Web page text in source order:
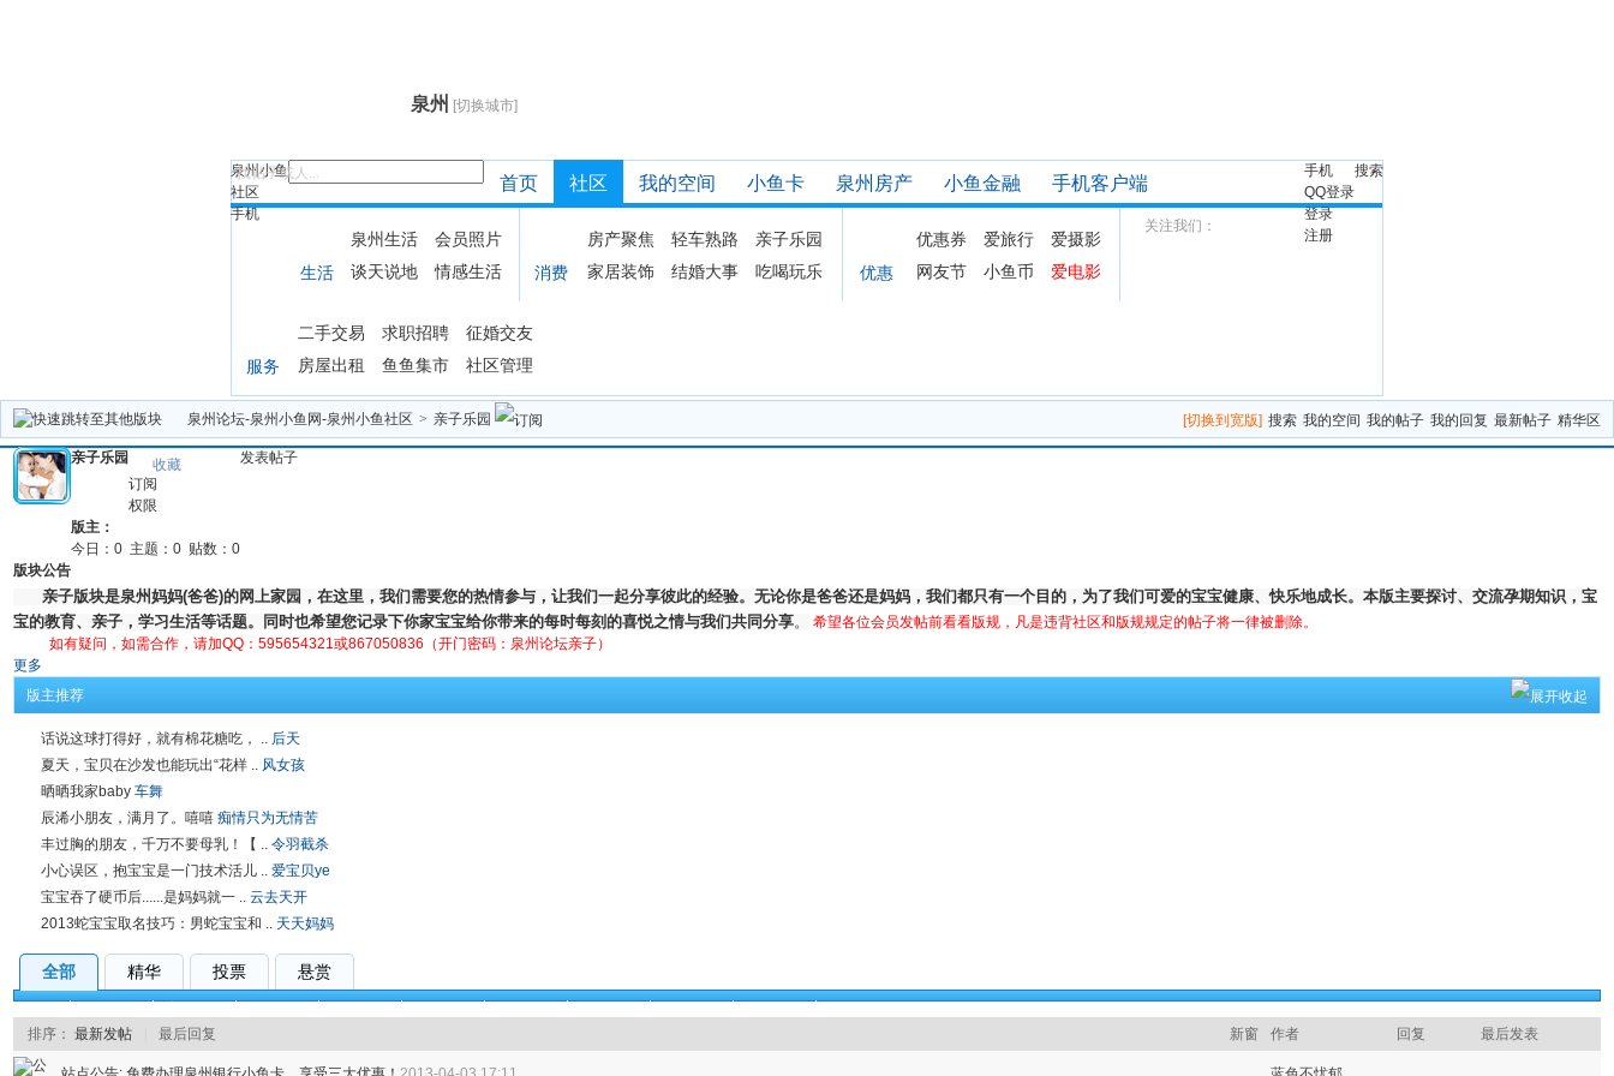
泉州 [切换城市]
泉州小鱼
社区
手机
搜索
找帖子或人...
手机
QQ登录
登录
注册
首页 社区 我的空间 小鱼卡 泉州房产 小鱼金融 手机客户端
关注我们：
生活
泉州生活
会员照片
谈天说地
情感生活 消费
房产聚焦 轻车熟路
亲子乐园
家居装饰
结婚大事 吃喝玩乐 优惠
优惠券 爱旅行
爱摄影
网友节
小鱼币 爱电影
服务
二手交易 求职招聘
征婚交友
房屋出租
鱼鱼集市 社区管理
[切换到宽版] 搜索 我的空间 我的帖子 我的回复 最新帖子 精华区
泉州论坛-泉州小鱼网-泉州小鱼社区 > 亲子乐园
亲子乐园
收藏
订阅
权限
版主：
今日： 0 主题： 0 贴数： 0
发表帖子
版块公告
亲子版块是泉州妈妈(爸爸)的网上家园，在这里，我们需要您的热情参与，让我们一起分享彼此的经验。无论你是爸爸还是妈妈，我们都只有一个目的，为了我们可爱的宝宝健康、快乐地成长。本版主要探讨、交流孕期知识，宝
宝的教育、亲子，学习生活等话题。同时也希望您记录下你家宝宝给你带来的每时每刻的喜悦之情与我们共同分享。
希望各位会员发帖前看看版规，凡是违背社区和版规规定的帖子将一律被删除。
如有疑问，如需合作，请加QQ：595654321或867050836（开门密码：泉州论坛亲子）
更多
版主推荐
话说这球打得好，就有棉花糖吃， .. 后天
夏天，宝贝在沙发也能玩出“花样 .. 风女孩
晒晒我家baby 车舞
辰浠小朋友，满月了。嘻嘻 痴情只为无情苦
丰过胸的朋友，千万不要母乳！【 .. 令羽截杀
小心误区，抱宝宝是一门技术活儿 .. 爱宝贝ye
宝宝吞了硬币后......是妈妈就一 .. 云去天开
2013蛇宝宝取名技巧：男蛇宝宝和 .. 天天妈妈
全部 精华 投票 悬赏
新窗
排序： 最新发帖 最后回复 作者 回复 最后发表